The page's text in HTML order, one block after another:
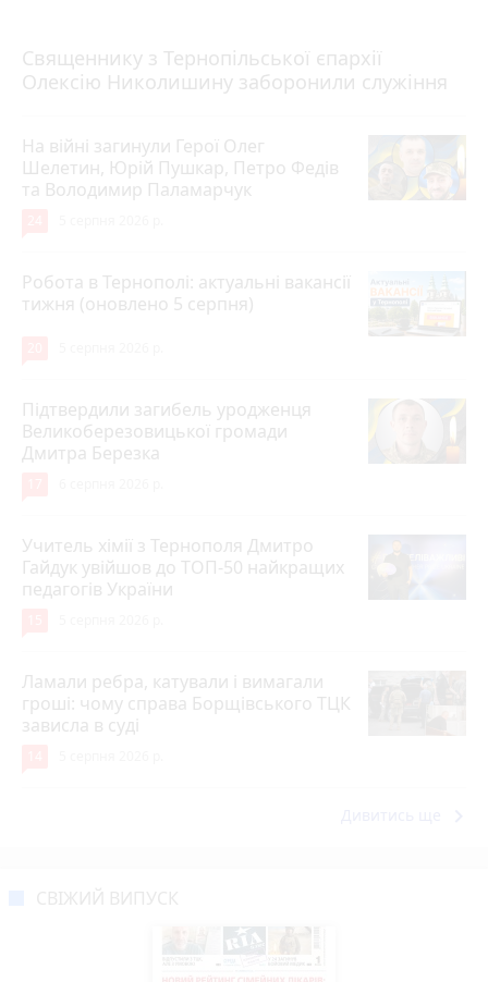
Священнику з Тернопільської єпархії
Олексію Николишину заборонили служіння
На війні загинули Герої Олег
Шелетин, Юрій Пушкар, Петро Федів
та Володимир Паламарчук
Робота в Тернополі: актуальні вакансії
тижня (оновлено 5 серпня)
Підтвердили загибель уродженця
Великоберезовицької громади
Дмитра Березка
Учитель хімії з Тернополя Дмитро
Гайдук увійшов до ТОП-50 найкращих
педагогів України
Ламали ребра, катували і вимагали
гроші: чому справа Борщівського ТЦК
зависла в суді